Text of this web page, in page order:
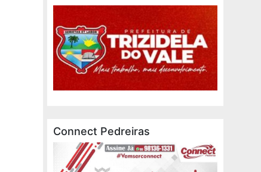
Connect Pedreiras